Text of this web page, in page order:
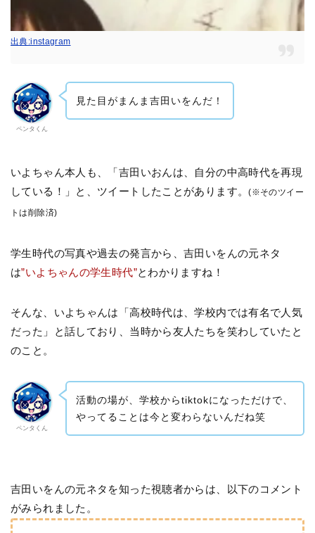
出典:instagram
ペンタくん
見た目がまんま吉田いをんだ！
いよちゃん本人も、「吉田いおんは、自分の中高時代を再現
している！」と、ツイートしたことがあります。(※そのツイー
トは削除済)
学生時代の写真や過去の発言から、吉田いをんの元ネタ
は”いよちゃんの学生時代”とわかりますね！
そんな、いよちゃんは「高校時代は、学校内では有名で人気
だった」と話しており、当時から友人たちを笑わしていたと
のこと。
ペンタくん
活動の場が、学校からtiktokになっただけで、
やってることは今と変わらないんだね笑
吉田いをんの元ネタを知った視聴者からは、以下のコメント
がみられました。